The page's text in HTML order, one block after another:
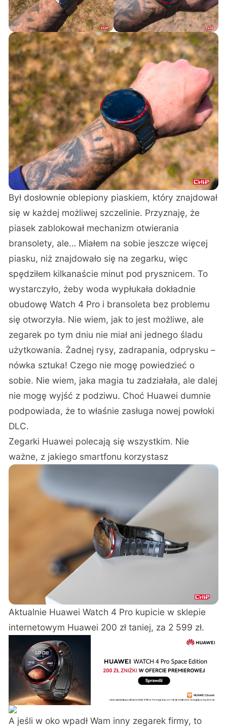
Był dosłownie oblepiony piaskiem, który znajdował
się w każdej możliwej szczelinie. Przyznaję, że
piasek zablokował mechanizm otwierania
bransolety, ale… Miałem na sobie jeszcze więcej
piasku, niż znajdowało się na zegarku, więc
spędziłem kilkanaście minut pod prysznicem. To
wystarczyło, żeby woda wypłukała dokładnie
obudowę Watch 4 Pro i bransoleta bez problemu
się otworzyła. Nie wiem, jak to jest możliwe, ale
zegarek po tym dniu nie miał ani jednego śladu
użytkowania. Żadnej rysy, zadrapania, odprysku –
nówka sztuka! Czego nie mogę powiedzieć o
sobie. Nie wiem, jaka magia tu zadziałała, ale dalej
nie mogę wyjść z podziwu. Choć Huawei dumnie
podpowiada, że to właśnie zasługa nowej powłoki
DLC.
Zegarki Huawei polecają się wszystkim. Nie
ważne, z jakiego smartfonu korzystasz
Aktualnie Huawei Watch 4 Pro kupicie w sklepie
internetowym Huawei 200 zł taniej, za 2 599 zł.
A jeśli w oko wpadł Wam inny zegarek firmy, to